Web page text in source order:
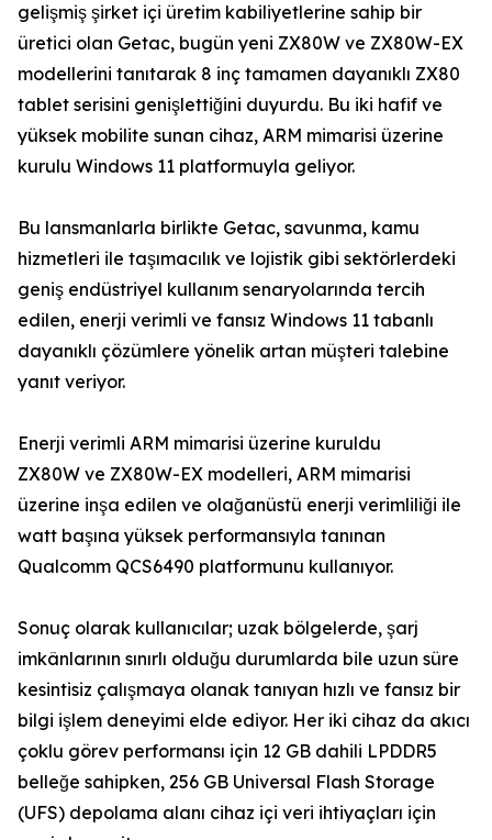
gelişmiş şirket içi üretim kabiliyetlerine sahip bir
üretici olan Getac, bugün yeni ZX80W ve ZX80W-EX
modellerini tanıtarak 8 inç tamamen dayanıklı ZX80
tablet serisini genişlettiğini duyurdu. Bu iki hafif ve
yüksek mobilite sunan cihaz, ARM mimarisi üzerine
kurulu Windows 11 platformuyla geliyor.
Bu lansmanlarla birlikte Getac, savunma, kamu
hizmetleri ile taşımacılık ve lojistik gibi sektörlerdeki
geniş endüstriyel kullanım senaryolarında tercih
edilen, enerji verimli ve fansız Windows 11 tabanlı
dayanıklı çözümlere yönelik artan müşteri talebine
yanıt veriyor.
Enerji verimli ARM mimarisi üzerine kuruldu
ZX80W ve ZX80W-EX modelleri, ARM mimarisi
üzerine inşa edilen ve olağanüstü enerji verimliliği ile
watt başına yüksek performansıyla tanınan
Qualcomm QCS6490 platformunu kullanıyor.
Sonuç olarak kullanıcılar; uzak bölgelerde, şarj
imkânlarının sınırlı olduğu durumlarda bile uzun süre
kesintisiz çalışmaya olanak tanıyan hızlı ve fansız bir
bilgi işlem deneyimi elde ediyor. Her iki cihaz da akıcı
çoklu görev performansı için 12 GB dahili LPDDR5
belleğe sahipken, 256 GB Universal Flash Storage
(UFS) depolama alanı cihaz içi veri ihtiyaçları için